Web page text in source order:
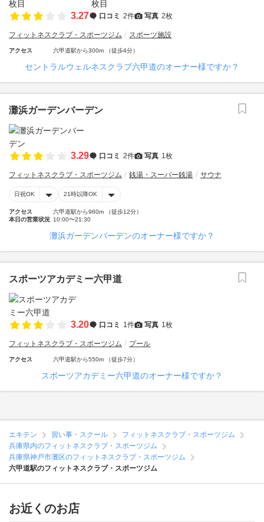
3.27 口コミ 2件 写真 2枚
フィットネスクラブ・スポーツジム スポーツ施設
アクセス 六甲道駅から300m （徒歩4分）
セントラルウェルネスクラブ六甲道のオーナー様ですか？
灘浜ガーデンバーデン
3.29 口コミ 2件 写真 1枚
フィットネスクラブ・スポーツジム 銭湯・スーパー銭湯 サウナ
日祝OK 21時以降OK
アクセス
六甲道駅から960m （徒歩12分）
本日の営業状況 10:00〜21:30
灘浜ガーデンバーデンのオーナー様ですか？
スポーツアカデミー六甲道
3.20 口コミ 1件 写真 1枚
フィットネスクラブ・スポーツジム プール
アクセス 六甲道駅から550m （徒歩7分）
スポーツアカデミー六甲道のオーナー様ですか？
エキテン 習い事・スクール
フィットネスクラブ・スポーツジム
兵庫県内のフィットネスクラブ・スポーツジム
兵庫県神戸市灘区のフィットネスクラブ・スポーツジム
六甲道駅のフィットネスクラブ・スポーツジム
お近くのお店